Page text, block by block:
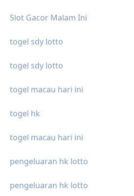
Slot Gacor Malam Ini
togel sdy lotto
togel sdy lotto
togel macau hari ini
togel hk
togel macau hari ini
pengeluaran hk lotto
pengeluaran hk lotto